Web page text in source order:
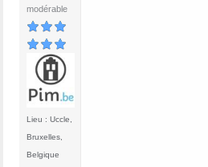
modérable
Lieu : Uccle,
Bruxelles,
Belgique